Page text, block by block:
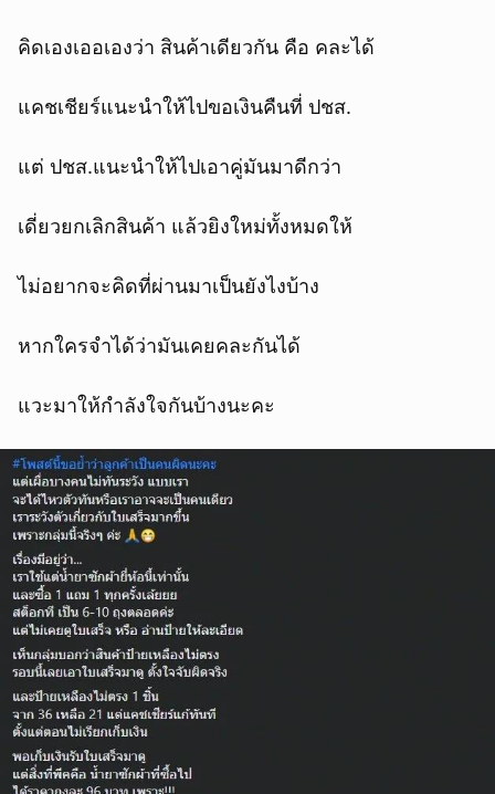
คิดเองเออเองว่า สินค้าเดียวกัน คือ คละได้
แคชเชียร์แนะนำให้ไปขอเงินคืนที่ ปชส.
แต่ ปชส.แนะนำให้ไปเอาคู่มันมาดีกว่า
เดี่ยวยกเลิกสินค้า แล้วยิงใหม่ทั้งหมดให้
ไม่อยากจะคิดที่ผ่านมาเป็นยังไงบ้าง
หากใครจำได้ว่ามันเคยคละกันได้
แวะมาให้กำลังใจกันบ้างนะคะ
ยกเลิก